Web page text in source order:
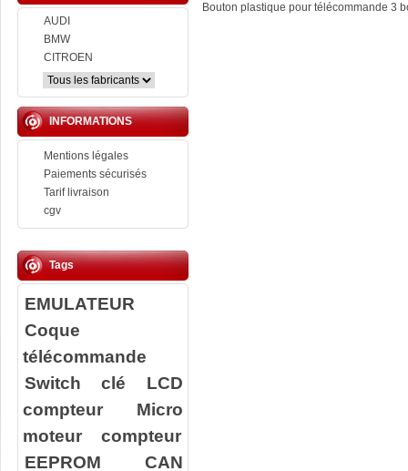
AUDI
BMW
CITROEN
INFORMATIONS
Mentions légales
Paiements sécurisés
Tarif livraison
cgv
Tags
EMULATEUR
Coque
télécommande
Switch clé
LCD
compteur
Micro
moteur compteur
EEPROM
CAN
Bouton plastique pour télécommande 3